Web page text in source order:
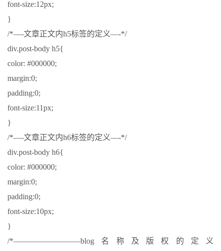
font-size:12px;
}
/*—-文章正文内h5标签的定义—-*/
div.post-body h5{
color: #000000;
margin:0;
padding:0;
font-size:11px;
}
/*—-文章正文内h6标签的定义—-*/
div.post-body h6{
color: #000000;
margin:0;
padding:0;
font-size:10px;
}
/*————————–blog名称及版权的定义